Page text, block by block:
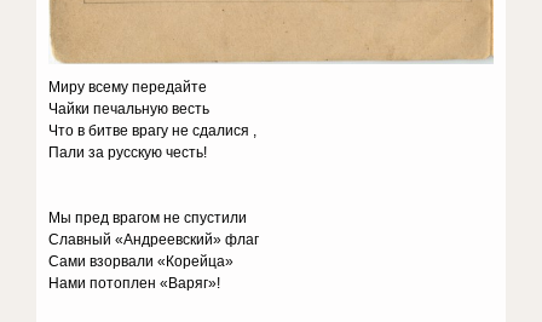
Миру всему передайте
Чайки печальную весть
Что в битве врагу не сдалися ,
Пали за русскую честь!
Мы пред врагом не спустили
Славный «Андреевский» флаг
Сами взорвали «Корейца»
Нами потоплен «Варяг»!